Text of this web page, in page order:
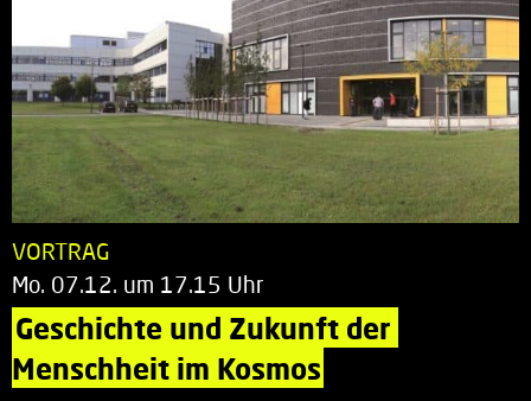
VORTRAG
Mo. 07.12. um 17.15 Uhr
Geschichte und Zukunft der
Menschheit im Kosmos